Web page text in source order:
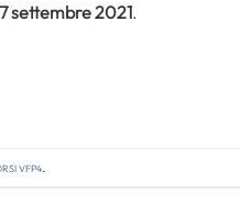
settembre 2021.
vfp4.